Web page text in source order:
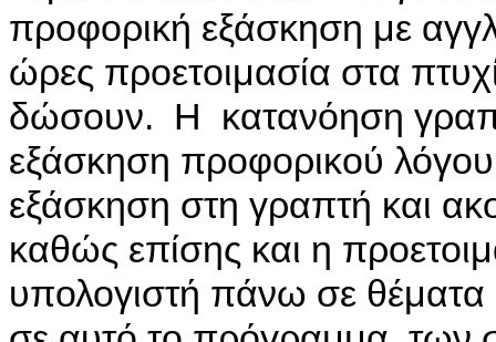
προφορική εξάσκηση με
ώρες προετοιμασία στα
δώσουν. Η κατανόηση
εξάσκηση προφορικού
εξάσκηση στη γραπτή και
καθώς επίσης και η
υπολογιστή πάνω σε